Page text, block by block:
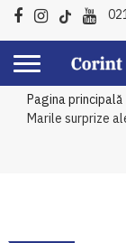
Pagina principală
Marile surprize